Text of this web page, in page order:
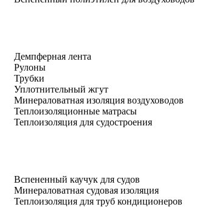
Демпферная лента
Рулоны
Трубки
Уплотнительный жгут
Минераловатная изоляция воздуховодов
Теплоизоляционные матрасы
Теплоизоляция для судостроения
Вспененный каучук для судов
Минераловатная судовая изоляция
Теплоизоляция для труб кондиционеров